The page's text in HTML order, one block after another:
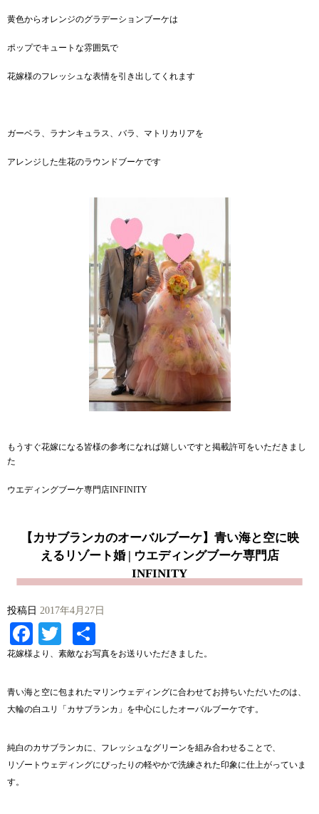
黄色からオレンジのグラデーションブーケは
ポップでキュートな雰囲気で
花嫁様のフレッシュな表情を引き出してくれます
ガーベラ、ラナンキュラス、バラ、マトリカリアを
アレンジした生花のラウンドブーケです
もうすぐ花嫁になる皆様の参考になれば嬉しいですと掲載許可をいただきまし
た
ウエディングブーケ専門店INFINITY
【カサブランカのオーバルブーケ】青い海と空に映
えるリゾート婚 | ウエディングブーケ専門店
INFINITY
投稿日 2017年4月27日
Facebook
Twitter
有
花嫁様より、素敵なお写真をお送りいただきました。
青い海と空に包まれたマリンウェディングに合わせてお持ちいただいたのは、
大輪の白ユリ「カサブランカ」を中心にしたオーバルブーケです。
純白のカサブランカに、フレッシュなグリーンを組み合わせることで、
リゾートウェディングにぴったりの軽やかで洗練された印象に仕上がっていま
す。